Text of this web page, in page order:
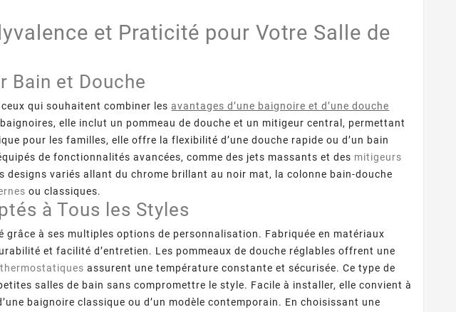
Bain
sublimer
une
et une
11,
Aménagement & Rénovation
: 6 Étapes Clés
Rénover ou aménager une
salle de bain demande une
bonne organisation.
Découvrez 6 étapes
et Praticité pour Votre Salle de
Bain et Douche
qui souhaitent combiner lesavantages d’une baignoire et d’une douche
elle inclut un pommeau de douche et un mitigeur central, permettant
pour les familles, elle offre la flexibilité d’une douche rapide ou d’un bain
de fonctionnalités avancées, comme des jets massants et des mitigeurs
designs variés allant du chrome brillant au noir mat, la colonne bain-douche
ou classiques.
à Tous les Styles
grâce à ses multiples options de personnalisation. Fabriquée en matériaux
et facilité d’entretien. Les pommeaux de douche réglables offrent une
assurent une température constante et sécurisée. Ce type de
salles de bain sans compromettre le style. Facile à installer, elle convient à
baignoire classique ou d’un modèle contemporain. En choisissant une